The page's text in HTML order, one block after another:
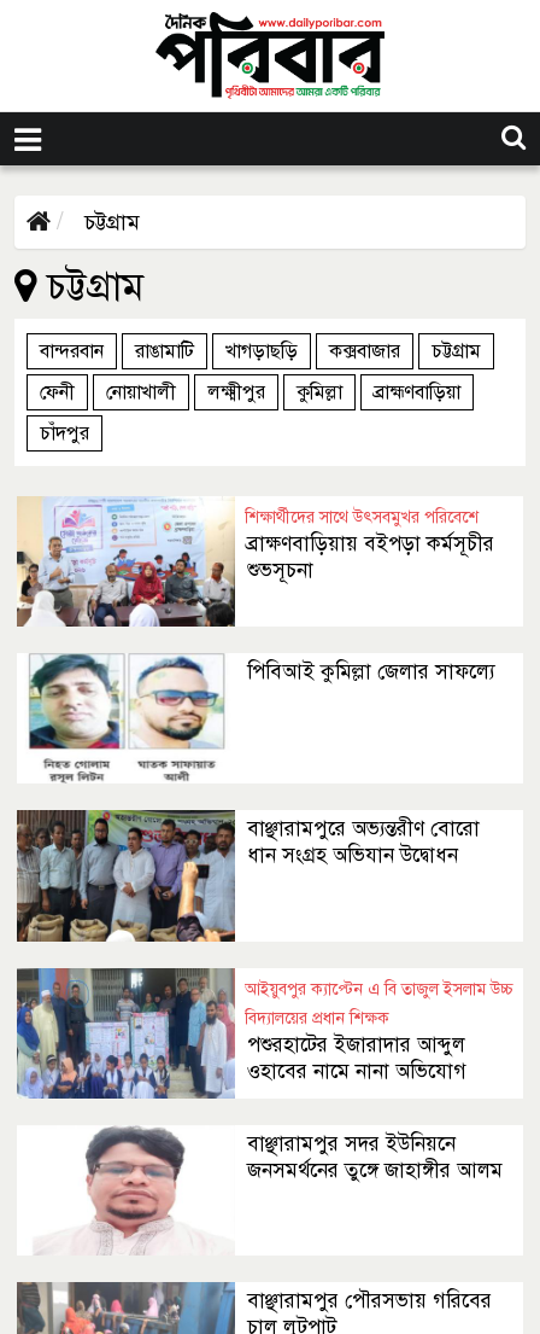
চট্টগ্রাম
চট্টগ্রাম
বান্দরবান রাঙামাটি খাগড়াছড়ি কক্সবাজার
চট্টগ্রাম
ফেনী
নোয়াখালী লক্ষ্মীপুর কুমিল্লা
ব্রাহ্মণবাড়িয়া
চাঁদপুর
শিক্ষার্থীদের সাথে উৎসবমুখর পরিবেশে
ব্রাক্ষণবাড়িয়ায় বইপড়া কর্মসূচীর
শুভসূচনা
পিবিআই কুমিল্লা জেলার সাফল্যে
বাঞ্ছারামপুরে অভ্যন্তরীণ বোরো
ধান সংগ্রহ অভিযান উদ্বোধন
আইয়ুবপুর ক্যাপ্টেন এ বি তাজুল ইসলাম উচ্চ
বিদ্যালয়ের প্রধান শিক্ষক
পশুরহাটের ইজারাদার আব্দুল
ওহাবের নামে নানা অভিযোগ
বাঞ্ছারামপুর সদর ইউনিয়নে
জনসমর্থনের তুঙ্গে জাহাঙ্গীর আলম
বাঞ্ছারামপুর পৌরসভায় গরিবের
চাল লুটপাট